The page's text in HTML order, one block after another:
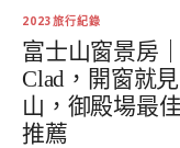
2023旅行紀錄
富士山窗景房
Clad，開窗就
山，御殿場最
推薦